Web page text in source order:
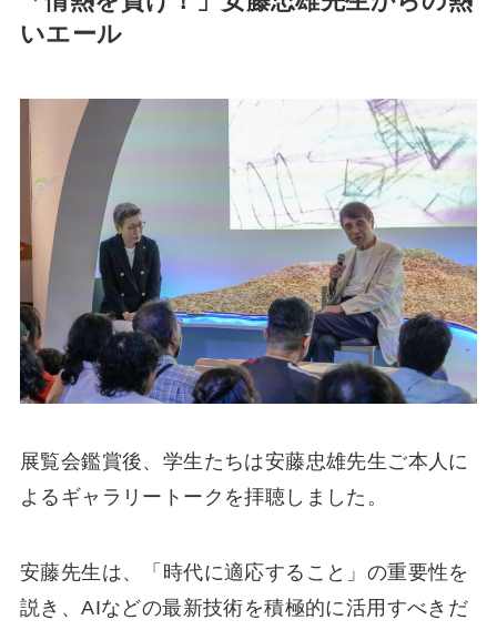
いエール
展覧会鑑賞後、学生たちは安藤忠雄先生ご本人に
よるギャラリートークを拝聴しました。
安藤先生は、「時代に適応すること」の重要性を
説き、AIなどの最新技術を積極的に活用すべきだ